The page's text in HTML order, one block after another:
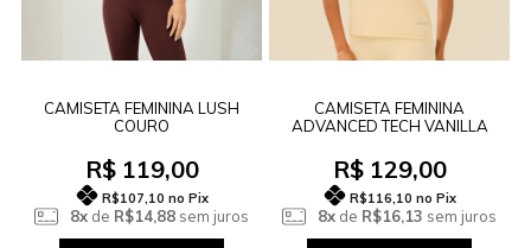
CAMISETA FEMININA LUSH
COURO
R$ 119,00
R$107,10 no Pix
8xde R$14,88sem juros
CAMISETA FEMININA
ADVANCED TECH VANILLA
R$ 129,00
R$116,10 no Pix
8xde R$16,13 sem juros